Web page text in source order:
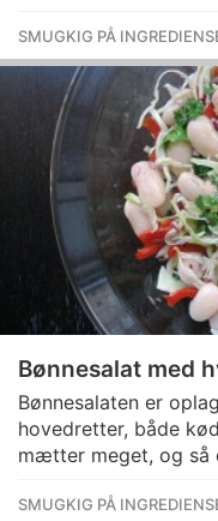
SMUGKIG PÅ
Bønnesalat med
Bønnesalaten er
hovedretter, både
mætter meget, og så
SMUGKIG PÅ